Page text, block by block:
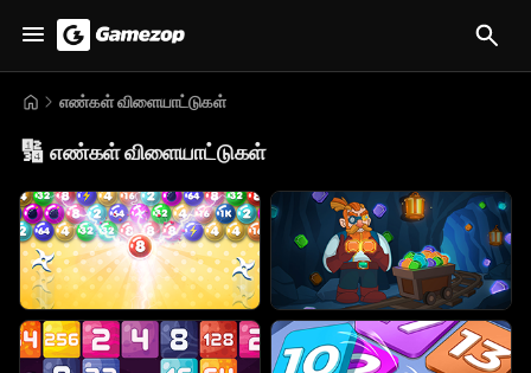
எண்கள் விளையாட்டுகள்
🔢 எண்கள் விளையாட்டுகள்